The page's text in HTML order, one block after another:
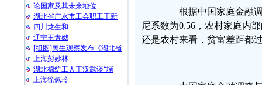
论国家及其未来地位
湖北省广水市工会职工王新
四川龙生和
辽宁王素娥
[组图]民生观察发布《湖北省
上海彭妙林⁩
湖北棉纺工人王汉武谈“堵
上海徐佩玲
根据中国家庭金融调
尼系数为0.56，农村家庭内
还是农村来看，贫富差距都